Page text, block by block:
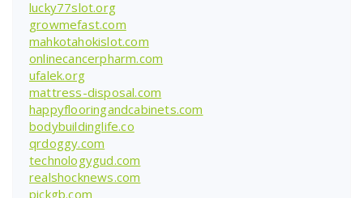
lucky77slot.org
growmefast.com
mahkotahokislot.com
onlinecancerpharm.com
ufalek.org
mattress-disposal.com
happyflooringandcabinets.com
bodybuildinglife.co
qrdoggy.com
technologygud.com
realshocknews.com
pickgb.com